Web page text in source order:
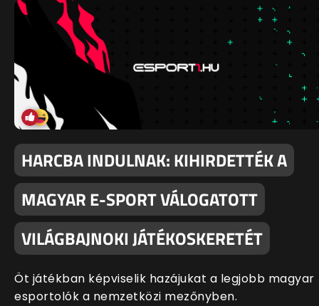
HARCBA INDULNAK: KIHIRDETTÉK A
MAGYAR E-SPORT VÁLOGATOTT
VILÁGBAJNOKI JÁTÉKOSKERETÉT
Öt játékban képviselik hazájukat a legjobb magyar
esportolók a nemzetközi mezőnyben.